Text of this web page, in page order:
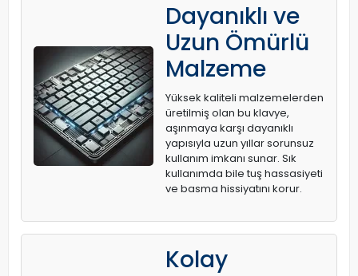
Dayanıklı ve
Uzun Ömürlü
Malzeme
Yüksek kaliteli malzemelerden
üretilmiş olan bu klavye,
aşınmaya karşı dayanıklı
yapısıyla uzun yıllar sorunsuz
kullanım imkanı sunar. Sık
kullanımda bile tuş hassasiyeti
ve basma hissiyatını korur.
Kolay